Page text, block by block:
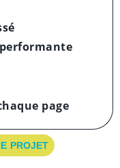
page
PROJET